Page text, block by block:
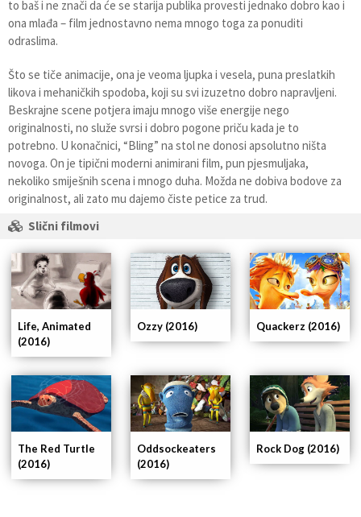
to baš i ne znači da će se starija publika provesti jednako dobro kao i
ona mlađa – film jednostavno nema mnogo toga za ponuditi
odraslima.
Što se tiče animacije, ona je veoma ljupka i vesela, puna preslatkih
likova i mehaničkih spodoba, koji su svi izuzetno dobro napravljeni.
Beskrajne scene potjera imaju mnogo više energije nego
originalnosti, no služe svrsi i dobro pogone priču kada je to
potrebno. U konačnici, “Bling” na stol ne donosi apsolutno ništa
novoga. On je tipični moderni animirani film, pun pjesmuljaka,
nekoliko smiješnih scena i mnogo duha. Možda ne dobiva bodove za
originalnost, ali zato mu dajemo čiste petice za trud.
Slični filmovi
Rock Dog (2016)
Oddsockeaters
(2016)
The Red Turtle
(2016)
Quackerz (2016)
Ozzy (2016)
Life, Animated
(2016)